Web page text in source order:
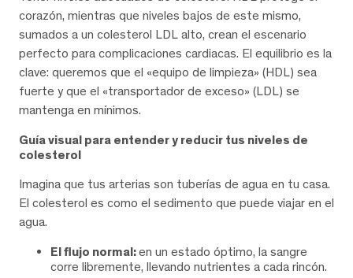
corazón, mientras que niveles bajos de este mismo,
sumados a un colesterol LDL alto, crean el escenario
perfecto para complicaciones cardiacas. El equilibrio es la
clave: queremos que el «equipo de limpieza» (HDL) sea
fuerte y que el «transportador de exceso» (LDL) se
mantenga en mínimos.
Guía visual para entender y reducir tus niveles de
colesterol
Imagina que tus arterias son tuberías de agua en tu casa.
El colesterol es como el sedimento que puede viajar en el
agua.
El flujo normal:en un estado óptimo, la sangre
corre libremente, llevando nutrientes a cada rincón.